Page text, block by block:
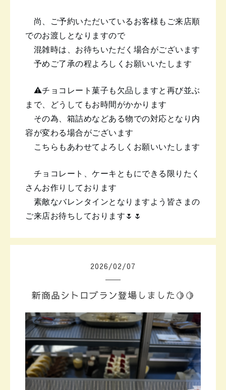
尚、ご予約いただいているお客様も ご来店順
でのお渡しとなりますので
混雑時は、お待ちいただく場合がございます
予めご了承の程よろしくお願いいたします
⚠️チョコレート菓子も欠品しますと 再び並ぶ
まで、どうしてもお時間がかかります
その為、箱詰めなどある物での対応となり 内
容が変わる場合がございます
こちらもあわせてよろしくお願いいたします
チョコレート、ケーキともにできる限りたく
さんお作りしております
素敵なバレンタインとなりますよう 皆さまの
ご来店お待ちしております🌷🌷
2026/02/07
新商品シトロブラン登場しました🍋🍋